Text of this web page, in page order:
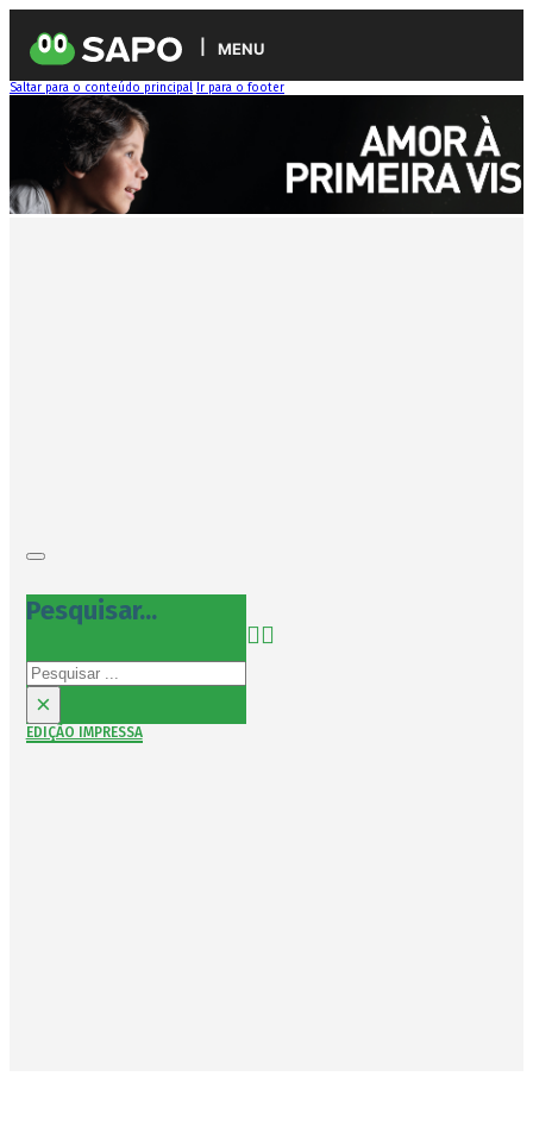
MENU
Saltar para o conteúdo principal Ir para o footer
Pesquisar...
Pesquisar
×
EDIÇÃO IMPRESSA